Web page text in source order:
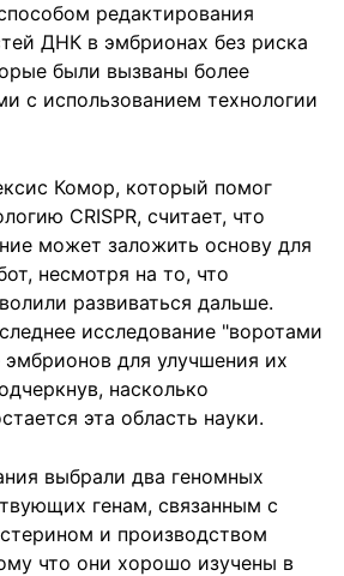
редактирования
ДНК в эмбрионах без риска
были вызваны более
с использованием технологии
Комор, который помог
CRISPR, считает, что
может заложить основу для
несмотря на то, что
развиваться дальше.
исследование "воротами
для улучшения их
насколько
эта область науки.
выбрали два геномных
генам, связанным с
и производством
что они хорошо изучены в